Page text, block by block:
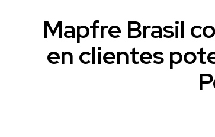
Mapfre Brasil
en clientes